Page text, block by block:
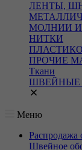
ЛЕНТЫ,
МОЛНИИ И
НИТКИ
ПРОЧИЕ
Ткани
ШВЕЙНЫЕ
Меню
Распродажа
Швейное